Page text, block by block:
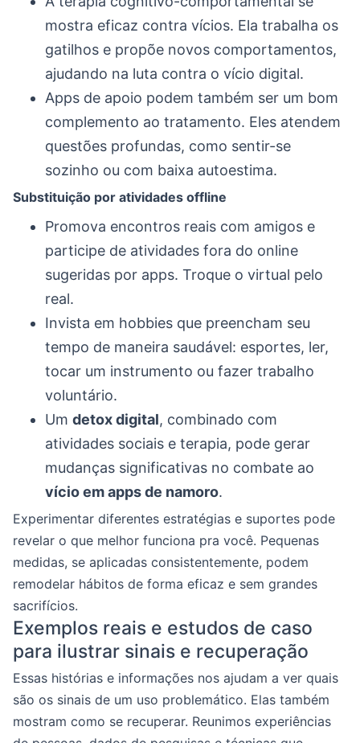
mostra eficaz contra vícios. Ela trabalha os
gatilhos e propõe novos comportamentos,
ajudando na luta contra o vício digital.
Apps de apoio podem também ser um bom
complemento ao tratamento. Eles atendem
questões profundas, como sentir-se
sozinho ou com baixa autoestima.
Substituição por atividades offline
Promova encontros reais com amigos e
participe de atividades fora do online
sugeridas por apps. Troque o virtual pelo
real.
Invista em hobbies que preencham seu
tempo de maneira saudável: esportes, ler,
tocar um instrumento ou fazer trabalho
voluntário.
Um detox digital, combinado com
atividades sociais e terapia, pode gerar
mudanças significativas no combate ao
vício em apps de namoro.
Experimentar diferentes estratégias e suportes pode
revelar o que melhor funciona pra você. Pequenas
medidas, se aplicadas consistentemente, podem
remodelar hábitos de forma eficaz e sem grandes
sacrifícios.
Exemplos reais e estudos de caso
para ilustrar sinais e recuperação
Essas histórias e informações nos ajudam a ver quais
são os sinais de um uso problemático. Elas também
mostram como se recuperar. Reunimos experiências